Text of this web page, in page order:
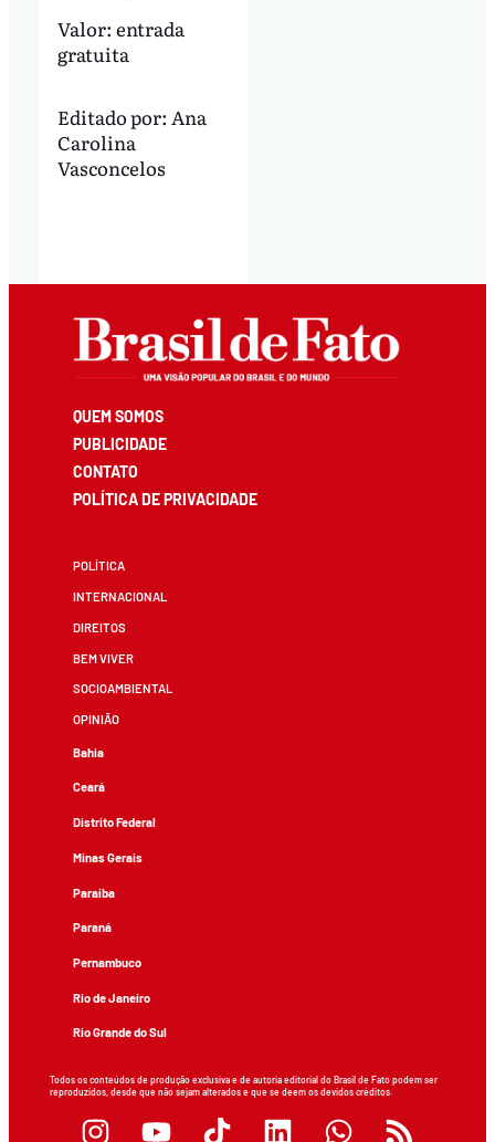
Valor: entrada
gratuita
Editado por: Ana
Carolina
Vasconcelos
QUEM SOMOS
PUBLICIDADE
CONTATO
POLÍTICA DE PRIVACIDADE
POLÍTICA
INTERNACIONAL
DIREITOS
BEM VIVER
SOCIOAMBIENTAL
OPINIÃO
Bahia
Ceará
Distrito Federal
Minas Gerais
Paraíba
Paraná
Pernambuco
Rio de Janeiro
Rio Grande do Sul
Todos os conteúdos de produção exclusiva e de autoria editorial do Brasil de Fato podem ser
reproduzidos, desde que não sejam alterados e que se deem os devidos créditos.